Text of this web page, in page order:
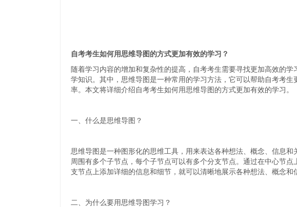
自考考生如何用思维导图的方式更加有效的学习？
随着学习内容的增加和复杂性的提高，自考考生需要寻找更加高效的
学知识。其中，思维导图是一种常用的学习方法，它可以帮助自考考
率。本文将详细介绍自考考生如何用思维导图的方式更加有效的学习。
一、什么是思维导图？
思维导图是一种图形化的思维工具，用来表达各种想法、概念、信息
周围有多个子节点，每个子节点可以有多个分支节点。通过在中心节
支节点上添加详细的信息和细节，就可以清晰地展示各种想法、概念和
二、为什么要用思维导图学习？